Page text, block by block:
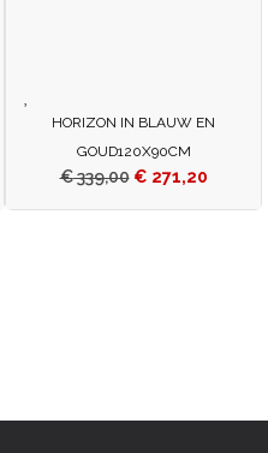
HORIZON IN BLAUW EN
GOUD120X90CM
€339,00 € 271,20